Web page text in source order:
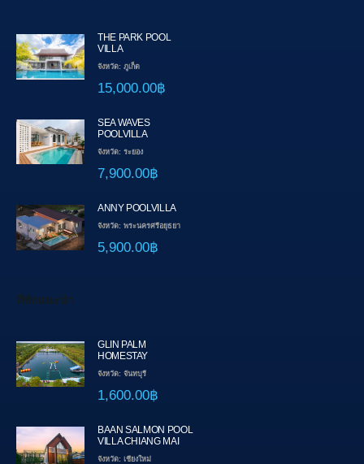
THE PARK POOL
VILLA
จังหวัด: ภูเก็ต
15,000.00฿
SEA WAVES
POOLVILLA
จังหวัด: ระยอง
7,900.00฿
ANNY POOLVILLA
จังหวัด: พระนครศรีอยุธยา
5,900.00฿
ที่พักแนะนำ
GLIN PALM
HOMESTAY
จังหวัด: จันทบุรี
1,600.00฿
BAAN SALMON POOL
VILLA CHIANG MAI
จังหวัด: เชียงใหม่